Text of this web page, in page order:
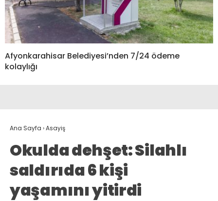
Afyonkarahisar Belediyesi’nden 7/24 ödeme
kolaylığı
Ana Sayfa ›Asayiş
Okulda dehşet: Silahlı
saldırıda 6 kişi
yaşamını yitirdi